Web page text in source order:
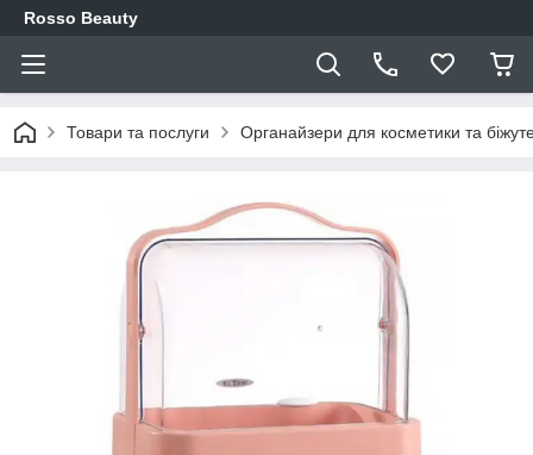
Rosso Beauty
Товари та послуги Органайзери для косметики та